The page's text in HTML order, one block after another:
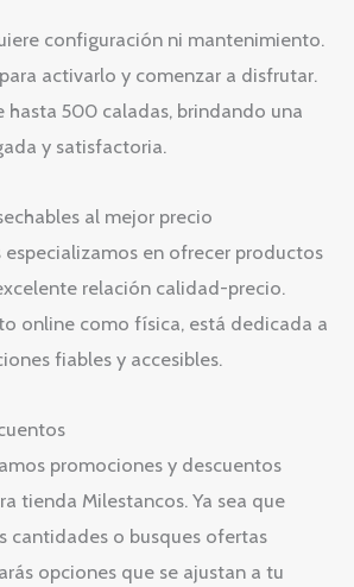
configuración ni mantenimiento.
activarlo y comenzar a disfrutar.
hasta 500 caladas, brindando una
y satisfactoria.
al mejor precio
especializamos en ofrecer productos
relación calidad-precio.
online como física, está dedicada a
fiables y accesibles.
promociones y descuentos
tienda Milestancos. Ya sea que
cantidades o busques ofertas
opciones que se ajustan a tu